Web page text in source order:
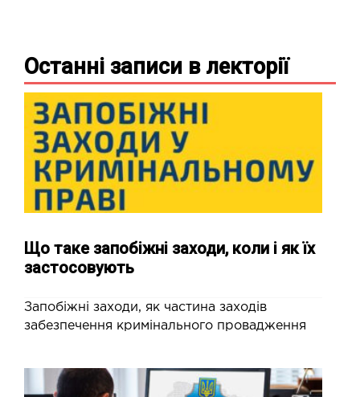
Останні записи в лекторії
Що таке запобіжні заходи, коли і як їх
застосовують
Запобіжні заходи, як частина заходів
забезпечення кримінального провадження